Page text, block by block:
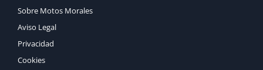
Sobre Motos Morales
Aviso Legal
Privacidad
Cookies